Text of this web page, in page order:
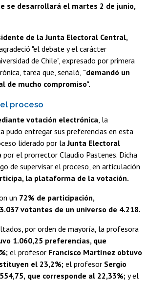
se desarrollará el martes 2 de junio,
de la Junta Electoral Central,
"el debate y el carácter
de Chile", expresado por primera
tarea que, señaló, "demandó un
de mucho compromiso".
proceso
votación electrónica, la
pudo entregar sus preferencias en esta
liderado por laJunta Electoral
por el prorrector Claudio Pastenes. Dicha
de supervisar el proceso, en articulación
la plataforma de la votación.
un 72% de participación,
votantes de un universo de 4.218.
por orden de mayoría, la profesora
1.060,25 preferencias, que
el profesor Francisco Martínez obtuvo
el 23,2%; el profesor Sergio
que corresponde al 22,33%; y el